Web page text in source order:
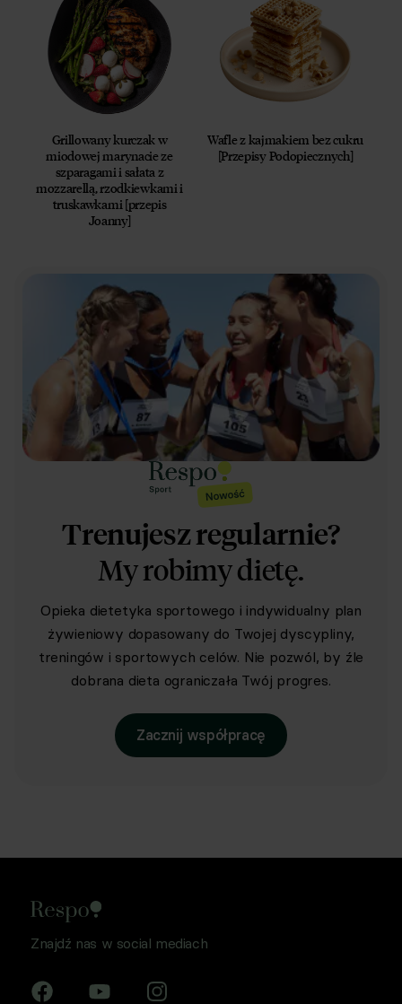
Grillowany kurczak w
miodowej marynacie ze
szparagami i sałata z
mozzarellą, rzodkiewkami i
truskawkami [przepis
Joanny]
Wafle z kajmakiem bez cukru
[Przepisy Podopiecznych]
Trenujesz regularnie?
My robimy dietę.
Opieka dietetyka sportowego i indywidualny plan
żywieniowy dopasowany do Twojej dyscypliny,
treningów i sportowych celów. Nie pozwól, by źle
dobrana dieta ograniczała Twój progres.
Zacznij współpracę
Znajdź nas w social mediach